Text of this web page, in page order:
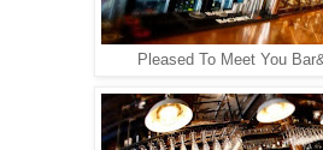
Pleased To Meet You